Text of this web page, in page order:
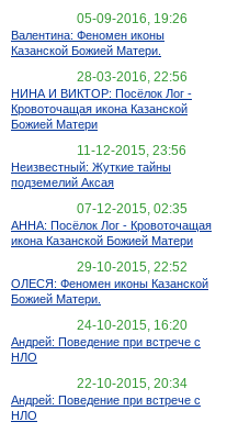
05-09-2016, 19:26
Валентина: Феномен иконы
Казанской Божией Матери.
28-03-2016, 22:56
НИНА И ВИКТОР: Посёлок Лог -
Кровоточащая икона Казанской
Божией Матери
11-12-2015, 23:56
Неизвестный: Жуткие тайны
подземелий Аксая
07-12-2015, 02:35
АННА: Посёлок Лог - Кровоточащая
икона Казанской Божией Матери
29-10-2015, 22:52
ОЛЕСЯ: Феномен иконы Казанской
Божией Матери.
24-10-2015, 16:20
Андрей: Поведение при встрече с
НЛО
22-10-2015, 20:34
Андрей: Поведение при встрече с
НЛО